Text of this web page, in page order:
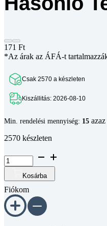
171Ft
*Az árak az ÁFÁ-t tartalmazzák
horonyanya
21x13x7,7
M6
8-
as
horonyhoz
mennyiség
Kosárba
Fiókom